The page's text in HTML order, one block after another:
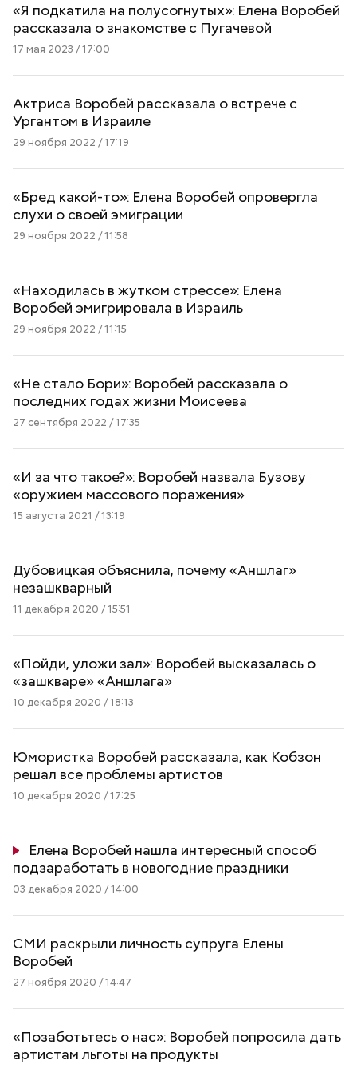
«Я подкатила на полусогнутых»: Елена Воробей
рассказала о знакомстве с Пугачевой
17 мая 2023 / 17:00
Актриса Воробей рассказала о встрече с
Ургантом в Израиле
29 ноября 2022 / 17:19
«Бред какой-то»: Елена Воробей опровергла
слухи о своей эмиграции
29 ноября 2022 / 11:58
«Находилась в жутком стрессе»: Елена
Воробей эмигрировала в Израиль
29 ноября 2022 / 11:15
«Не стало Бори»: Воробей рассказала о
последних годах жизни Моисеева
27 сентября 2022 / 17:35
«И за что такое?»: Воробей назвала Бузову
«оружием массового поражения»
15 августа 2021 / 13:19
Дубовицкая объяснила, почему «Аншлаг»
незашкварный
11 декабря 2020 / 15:51
«Пойди, уложи зал»: Воробей высказалась о
«зашкваре» «Аншлага»
10 декабря 2020 / 18:13
Юмористка Воробей рассказала, как Кобзон
решал все проблемы артистов
10 декабря 2020 / 17:25
Елена Воробей нашла интересный способ
подзаработать в новогодние праздники
03 декабря 2020 / 14:00
СМИ раскрыли личность супруга Елены
Воробей
27 ноября 2020 / 14:47
«Позаботьтесь о нас»: Воробей попросила дать
артистам льготы на продукты